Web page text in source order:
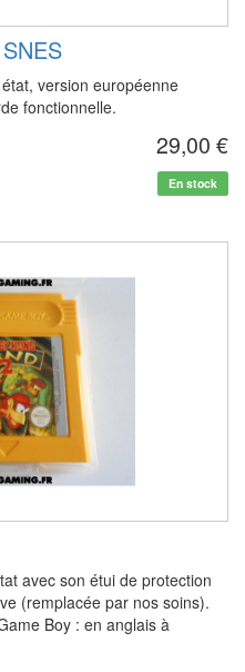
version européenne
fonctionnelle.
29,00 €
En stock
avec son étui de protection
(remplacée par nos soins).
Boy : en anglais à